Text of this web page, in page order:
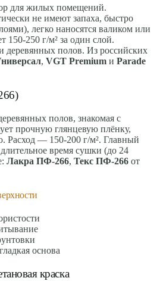
для жилых помещений.
не имеют запаха, быстро
легко наносятся валиком или
150-250 г/м² за один слой.
деревянных полов. Из российских
, VGT Premium и Parade
полов, знакомая с
прочную глянцевую плёнку,
Расход — 150-200 г/м². Главный
время сушки (до 24
Лакра ПФ-266, Текс ПФ-266 от
основа
краска